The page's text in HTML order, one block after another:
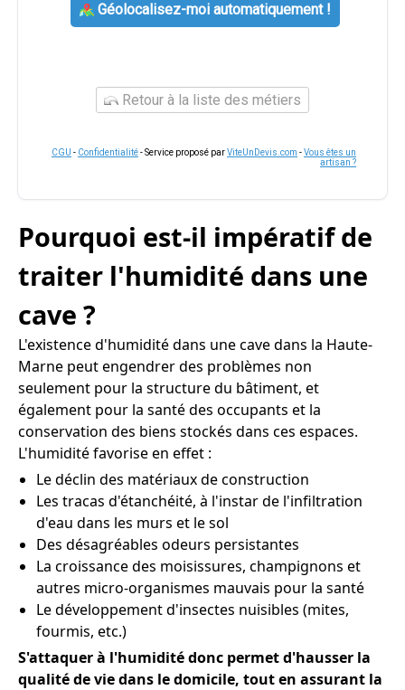
Géolocalisez-moi automatiquement !
Retour à la liste des métiers
CGU - Confidentialité- Service proposé parViteUnDevis.com -Vous êtes un
artisan ?
Pourquoi est-il impératif de
traiter l'humidité dans une
cave ?
L'existence d'humidité dans une cave dans la Haute-
Marne peut engendrer des problèmes non
seulement pour la structure du bâtiment, et
également pour la santé des occupants et la
conservation des biens stockés dans ces espaces.
L'humidité favorise en effet :
Le déclin des matériaux de construction
Les tracas d'étanchéité, à l'instar de l'infiltration
d'eau dans les murs et le sol
Des désagréables odeurs persistantes
La croissance des moisissures, champignons et
autres micro-organismes mauvais pour la santé
Le développement d'insectes nuisibles (mites,
fourmis, etc.)
S'attaquer à l'humidité donc permet d'hausser la
qualité de vie dans le domicile, tout en assurant la